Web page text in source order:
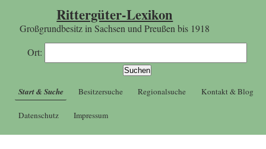
Rittergüter-Lexikon
Großgrundbesitz in Sachsen und Preußen bis 1918
Ort:
Start & Suche Besitzersuche Regionalsuche Kontakt & Blog
Datenschutz Impressum